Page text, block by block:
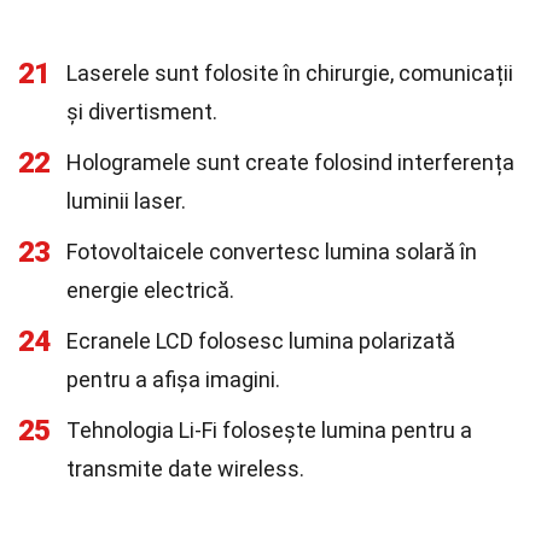
21
Laserele sunt folosite în chirurgie, comunicații
și divertisment.
22
Hologramele sunt create folosind interferența
luminii laser.
23
Fotovoltaicele convertesc lumina solară în
energie electrică.
24
Ecranele LCD folosesc lumina polarizată
pentru a afișa imagini.
25
Tehnologia Li-Fi folosește lumina pentru a
transmite date wireless.